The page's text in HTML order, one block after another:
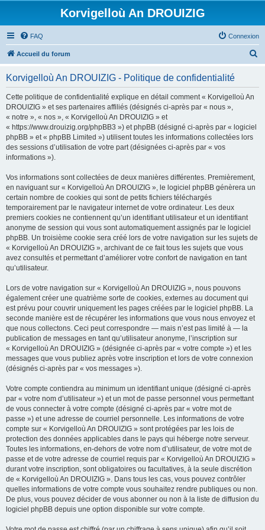
Korvigelloù An DROUIZIG
FAQ Connexion
Accueil du forum
Korvigelloù An DROUIZIG - Politique de confidentialité
Cette politique de confidentialité explique en détail comment « Korvigelloù An
DROUIZIG » et ses partenaires affiliés (désignés ci-après par « nous »,
« notre », « nos », « Korvigelloù An DROUIZIG » et
« https://www.drouizig.org/phpBB3 ») et phpBB (désigné ci-après par « logiciel
phpBB » et « phpBB Limited ») utilisent toutes les informations collectées lors
des sessions d’utilisation de votre part (désignées ci-après par « vos
informations »).
Vos informations sont collectées de deux manières différentes. Premièrement,
en naviguant sur « Korvigelloù An DROUIZIG », le logiciel phpBB génèrera un
certain nombre de cookies qui sont de petits fichiers téléchargés
temporairement par le navigateur internet de votre ordinateur. Les deux
premiers cookies ne contiennent qu’un identifiant utilisateur et un identifiant
anonyme de session qui vous sont automatiquement assignés par le logiciel
phpBB. Un troisième cookie sera créé lors de votre navigation sur les sujets de
« Korvigelloù An DROUIZIG », archivant de ce fait tous les sujets que vous
avez consultés et permettant d’améliorer votre confort de navigation en tant
qu’utilisateur.
Lors de votre navigation sur « Korvigelloù An DROUIZIG », nous pouvons
également créer une quatrième sorte de cookies, externes au document qui
est prévu pour couvrir uniquement les pages créées par le logiciel phpBB. La
seconde manière est de récupérer les informations que vous nous envoyez et
que nous collectons. Ceci peut correspondre — mais n’est pas limité à — la
publication de messages en tant qu’utilisateur anonyme, l’inscription sur
« Korvigelloù An DROUIZIG » (désignée ci-après par « votre compte ») et les
messages que vous publiez après votre inscription et lors de votre connexion
(désignés ci-après par « vos messages »).
Votre compte contiendra au minimum un identifiant unique (désigné ci-après
par « votre nom d’utilisateur ») et un mot de passe personnel vous permettant
de vous connecter à votre compte (désigné ci-après par « votre mot de
passe ») et une adresse de courriel personnelle. Les informations de votre
compte sur « Korvigelloù An DROUIZIG » sont protégées par les lois de
protection des données applicables dans le pays qui héberge notre serveur.
Toutes les informations, en-dehors de votre nom d’utilisateur, de votre mot de
passe et de votre adresse de courriel requis par « Korvigelloù An DROUIZIG »
durant votre inscription, sont obligatoires ou facultatives, à la seule discrétion
de « Korvigelloù An DROUIZIG ». Dans tous les cas, vous pouvez contrôler
quelles informations de votre compte vous souhaitez rendre publiques ou non.
De plus, vous pouvez décider de vous abonner ou non à la liste de diffusion du
logiciel phpBB depuis une option disponible sur votre compte.